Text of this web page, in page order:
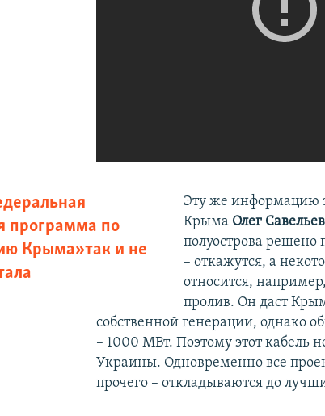
программа по
Крыма» так и не
Эту же информацию
Крыма Олег Савельев
полуострова решено
– откажутся, а
относится,
пролив. Он даст
собственной генерации, однако
– 1000 МВт. Поэтому этот кабель
Украины. Одновременно все
прочего – откладываются до